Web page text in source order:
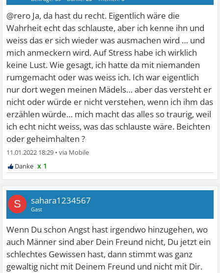
@rero Ja, da hast du recht. Eigentlich wäre die
Wahrheit echt das schlauste, aber ich kenne ihn und
weiss das er sich wieder was ausmachen wird … und
mich anmeckern wird. Auf Stress habe ich wirklich
keine Lust. Wie gesagt, ich hatte da mit niemanden
rumgemacht oder was weiss ich. Ich war eigentlich
nur dort wegen meinen Mädels… aber das versteht er
nicht oder würde er nicht verstehen, wenn ich ihm das
erzählen würde… mich macht das alles so traurig, weil
ich echt nicht weiss, was das schlauste wäre. Beichten
oder geheimhalten ?
11.01.2022 18:29 •
x 1
S sahara1234567
Gast
Wenn Du schon Angst hast irgendwo hinzugehen, wo
auch Männer sind aber Dein Freund nicht, Du jetzt ein
schlechtes Gewissen hast, dann stimmt was ganz
gewaltig nicht mit Deinem Freund und nicht mit Dir.